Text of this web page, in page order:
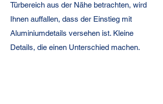
Türbereich aus der Nähe betrachten, wird
Ihnen auffallen, dass der Einstieg mit
Aluminiumdetails versehen ist. Kleine
Details, die einen Unterschied machen.